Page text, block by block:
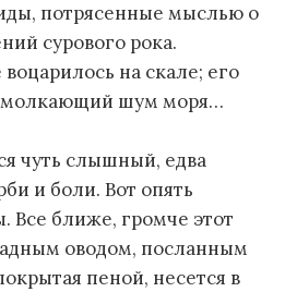
потрясенные мыслью о
сурового рока.
на скале; его
шум моря…
чуть слышный, едва
и боли. Вот опять
Все ближе, громче этот
оводом, посланным
пеной, несется в